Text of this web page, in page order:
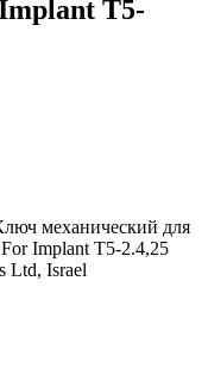
T5-
механический для
Implant T5-2.4,25
Ltd, Israel